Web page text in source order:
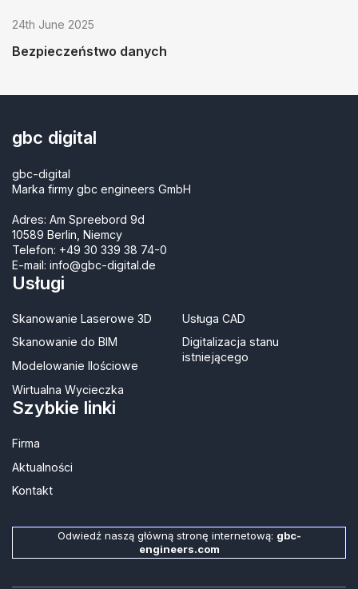
24th June 2025
Bezpieczeństwo danych
gbc digital
gbc-digital
Marka firmy gbc engineers GmbH
Adres: Am Spreebord 9d
10589 Berlin, Niemcy
Telefon: +49 30 339 38 74-0
E-mail: info@gbc-digital.de
Usługi
Skanowanie Laserowe 3D
Skanowanie do BIM
Modelowanie Ilościowe
Wirtualna Wycieczka
Usługa CAD
Digitalizacja stanu
istniejącego
Szybkie linki
Firma
Aktualności
Kontakt​
Odwiedź naszą główną stronę internetową: gbc-
engineers.com